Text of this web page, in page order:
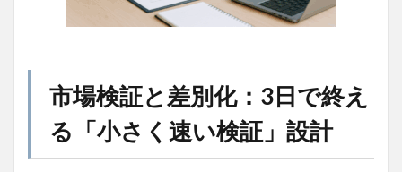
市場検証と差別化：3日で終え
る「小さく速い検証」設計